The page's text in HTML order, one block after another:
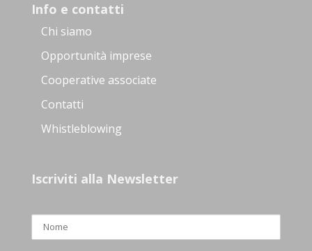
Info e contatti
Chi siamo
Opportunità imprese
Cooperative associate
Contatti
Whistleblowing
Iscriviti alla Newsletter